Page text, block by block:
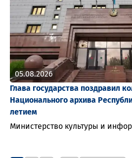
05.08.2026
Глава государства поздравил
Национального архива
летием
Министерство культуры и